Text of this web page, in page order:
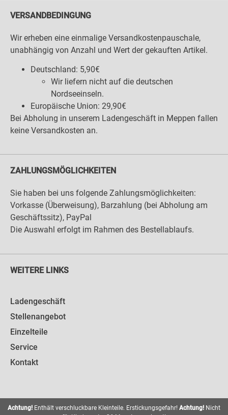
VERSANDBEDINGUNG
Wir erheben eine einmalige Versandkostenpauschale,
unabhängig von Anzahl und Wert der gekauften Artikel.
Deutschland: 5,90€
Wir liefern nicht auf die deutschen
Nordseeinseln.
Europäische Union: 29,90€
Bei Abholung in unserem Ladengeschäft in Meppen fallen
keine Versandkosten an.
ZAHLUNGSMÖGLICHKEITEN
Sie haben bei uns folgende Zahlungsmöglichkeiten:
Vorkasse (Überweisung), Barzahlung (bei Abholung am
Geschäftssitz), PayPal
Die Auswahl erfolgt im Rahmen des Bestellablaufs.
WEITERE LINKS
Ladengeschäft
Stellenangebot
Einzelteile
Service
Kontakt
Achtung! Enthält verschluckbare Kleinteile. Erstickungsgefahr! Achtung! Nicht